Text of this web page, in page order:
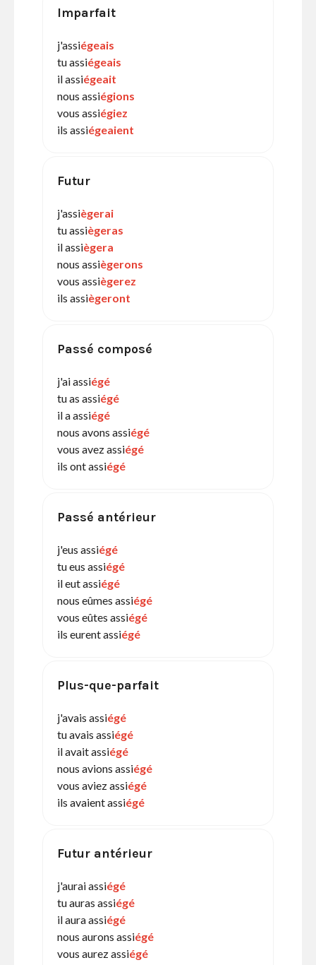
Imparfait
j'assiégeais
tu assiégeais
il assiégeait
nous assiégions
vous assiégiez
ils assiégeaient
Futur
j'assiègerai
tu assiègeras
il assiègera
nous assiègerons
vous assiègerez
ils assiègeront
Passé composé
j'ai assiégé
tu as assiégé
il a assiégé
nous avons assiégé
vous avez assiégé
ils ont assiégé
Passé antérieur
j'eus assiégé
tu eus assiégé
il eut assiégé
nous eûmes assiégé
vous eûtes assiégé
ils eurent assiégé
Plus-que-parfait
j'avais assiégé
tu avais assiégé
il avait assiégé
nous avions assiégé
vous aviez assiégé
ils avaient assiégé
Futur antérieur
j'aurai assiégé
tu auras assiégé
il aura assiégé
nous aurons assiégé
vous aurez assiégé